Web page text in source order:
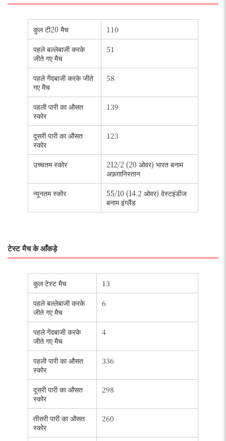
कुल टी20 मैच
110
पहले बल्लेबाजी करके
जीते गए मैच
51
पहले गेंदबाजी करके जीते
गए मैच
58
पहली पारी का औसत
स्कोर
139
दूसरी पारी का औसत
स्कोर
123
उच्चतम स्कोर
212/2 (20 ओवर) भारत बनाम
अफ़ग़ानिस्तान
न्यूनतम स्कोर
55/10 (14.2 ओवर) वेस्टइंडीज
बनाम इंग्लैंड
टेस्ट मैच के आँकड़े
कुल टेस्ट मैच
13
पहले बल्लेबाजी करके
जीते गए मैच
6
पहले गेंदबाजी करके
जीते गए मैच
4
पहली पारी का औसत
स्कोर
336
दूसरी पारी का औसत
स्कोर
298
तीसरी पारी का औसत
स्कोर
260